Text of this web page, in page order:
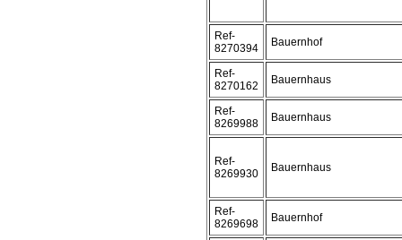
Ref-
8270394
Bauernhof
Ref-
8270162
Bauernhaus
Ref-
8269988
Bauernhaus
Ref-
8269930
Bauernhaus
Ref-
8269698
Bauernhof